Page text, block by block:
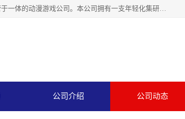
广州华耀动漫科技有限公司是一家集研发、生产、销售、娱乐场地合作经营于一体的动漫游戏公司。本公司拥有一支年轻化集研发生产到售后服务的队伍，及时地为客户提供、赚钱的产品。本公司以雄厚的实力、合理的价格、优良的服务与多家企业建立了长期的合作关系。热诚欢迎各界前来参观、考察、洽谈业务。目前公司经营的产品有：各种捕渔游戏机系列，大型模拟机系列、轮盘机系列、连线机系列、框体机系列、玛莉机系列等。
公司介绍 公司动态